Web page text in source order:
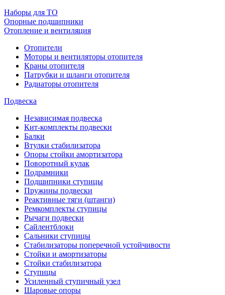
Наборы для ТО
Опорные подшипники
Отопление и вентиляция
Отопители
Моторы и вентиляторы отопителя
Краны отопителя
Патрубки и шланги отопителя
Радиаторы отопителя
Подвеска
Независимая подвеска
Кит-комплекты подвески
Балки
Втулки стабилизатора
Опоры стойки амортизатора
Поворотный кулак
Подрамники
Подшипники ступицы
Пружины подвески
Реактивные тяги (штанги)
Ремкомплекты ступицы
Рычаги подвески
Сайлентблоки
Сальники ступицы
Стабилизаторы поперечной устойчивости
Стойки и амортизаторы
Стойки стабилизатора
Ступицы
Усиленный ступичный узел
Шаровые опоры